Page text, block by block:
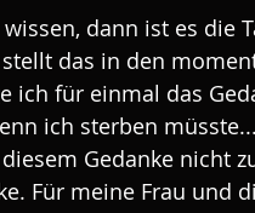
dann ist es die
das in den
ich für einmal das
ich sterben müsste...
Gedanke nicht
Für meine Frau und